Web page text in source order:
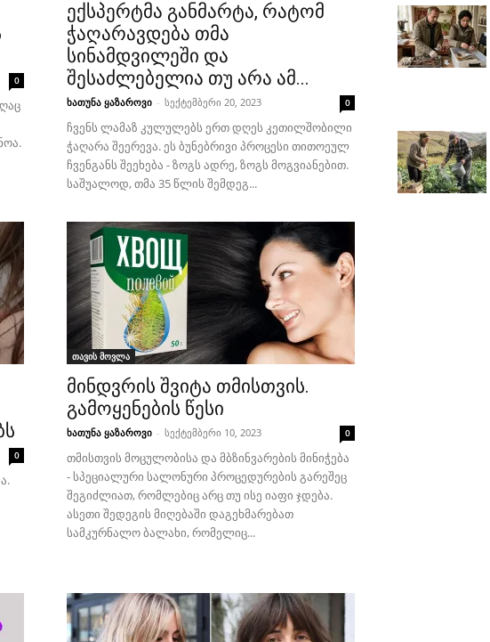
0
ექსპერტმა განმარტა, რატომ
ჭაღარავდება თმა
სინამდვილეში და
შესაძლებელია თუ არა ამ...
ხათუნა ყაზაროვი - სექტემბერი 20, 2023 0
ჩვენს ლამაზ კულულებს ერთ დღეს კეთილშობილი
ჭაღარა შეერევა. ეს ბუნებრივი პროცესი თითოეულ
ჩვენგანს შეეხება - ზოგს ადრე, ზოგს მოგვიანებით.
საშუალოდ, თმა 35 წლის შემდეგ...
0
თავის მოვლა
მინდვრის შვიტა თმისთვის.
გამოყენების წესი
ხათუნა ყაზაროვი - სექტემბერი 10, 2023 0
თმისთვის მოცულობისა და მბზინვარების მინიჭება
- სპეციალური სალონური პროცედურების გარეშეც
შეგიძლიათ, რომლებიც არც თუ ისე იაფი ჯდება.
ასეთი შედეგის მიღებაში დაგეხმარებათ
სამკურნალო ბალახი, რომელიც...